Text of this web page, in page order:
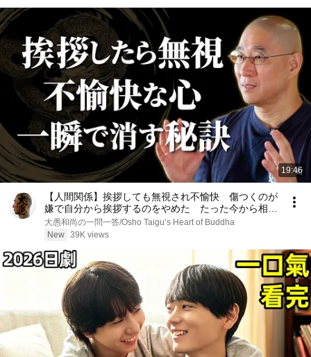
19:46
【人間関係】挨拶しても無視され不愉快 傷つくのが
嫌で自分から挨拶するのをやめた たった今から相手
の返事に振り回されずに済む｢考え方｣｜大愚和尚の一
問一答
大愚和尚の一問一答/Osho Taigu’s Heart of Buddha
New 39K views